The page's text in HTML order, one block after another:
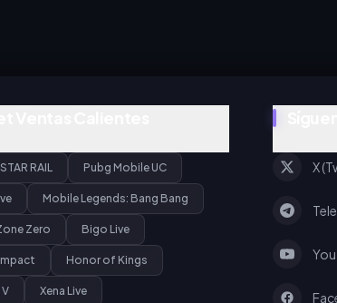
RAIL Pubg Mobile UC
Mobile Legends: Bang Bang
Zero Bigo Live
Honor of Kings
V Xena Live
X